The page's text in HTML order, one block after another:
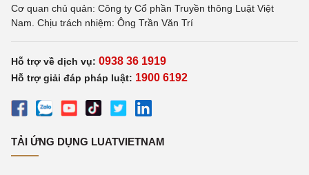
Cơ quan chủ quản: Công ty Cổ phần Truyền thông Luật Việt
Nam. Chịu trách nhiệm: Ông Trần Văn Trí
Hỗ trợ về dịch vụ: 0938 36 1919
Hỗ trợ giải đáp pháp luật: 1900 6192
TẢI ỨNG DỤNG LUATVIETNAM